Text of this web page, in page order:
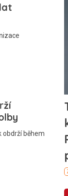
obdrží během